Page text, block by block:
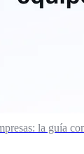
la guía